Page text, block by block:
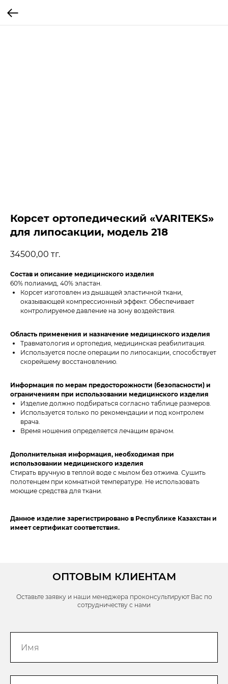
Корсет ортопедический «VARITEKS»
для липосакции, модель 218
34500,00 тг.
Состав и описание медицинского изделия
60% полиамид, 40% эластан.
Корсет изготовлен из дышащей эластичной ткани,
оказывающей компрессионный эффект. Обеспечивает
контролируемое давление на зону воздействия.
Область применения и назначение медицинского изделия
Травматология и ортопедия, медицинская реабилитация.
Используется после операции по липосакции, способствует
скорейшему восстановлению.
Информация по мерам предосторожности (безопасности) и
ограничениям при использовании медицинского изделия
Изделие должно подбираться согласно таблице размеров.
Используется только по рекомендации и под контролем
врача.
Время ношения определяется лечащим врачом.
Дополнительная информация, необходимая при
использовании медицинского изделия
Стирать вручную в теплой воде с мылом без отжима. Сушить
полотенцем при комнатной температуре. Не использовать
моющие средства для ткани.
Данное изделие зарегистрировано в Республике Казахстан и
имеет сертификат соответствия.
ОПТОВЫМ КЛИЕНТАМ
Оставьте заявку и наши менеджера проконсультируют Вас по
сотрудничеству с нами